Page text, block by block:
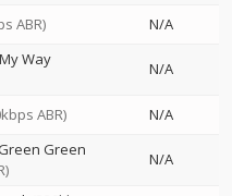
ABR)
N/A
Way
N/A
ABR)
N/A
Green
N/A